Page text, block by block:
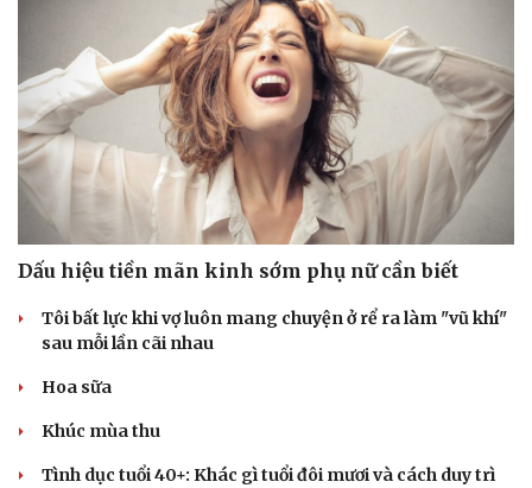
Dấu hiệu tiền mãn kinh sớm phụ nữ cần biết
Tôi bất lực khi vợ luôn mang chuyện ở rể ra làm "vũ khí"
sau mỗi lần cãi nhau
Hoa sữa
Khúc mùa thu
Tình dục tuổi 40+: Khác gì tuổi đôi mươi và cách duy trì